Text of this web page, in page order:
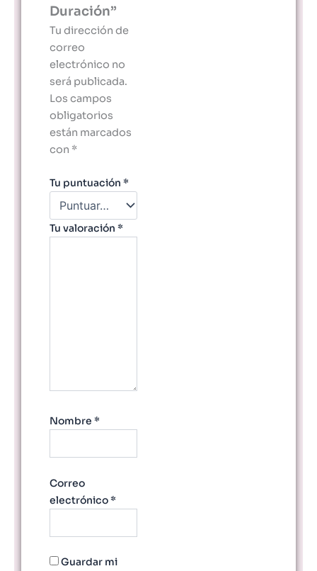
Duración”
Tu dirección de
correo
electrónico no
será publicada.
Los campos
obligatorios
están marcados
con *
Tu puntuación *
Tu valoración *
Nombre *
Correo
electrónico*
Guardar mi